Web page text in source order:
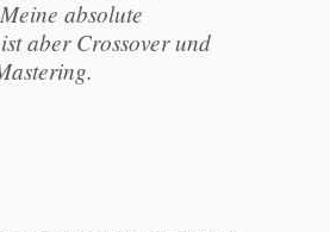
absolute
aber Crossover und